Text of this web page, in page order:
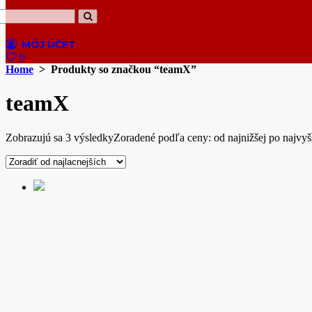
0
Home > Produkty so značkou “teamX”
teamX
Zobrazujú sa 3 výsledkyZoradené podľa ceny: od najnižšej po